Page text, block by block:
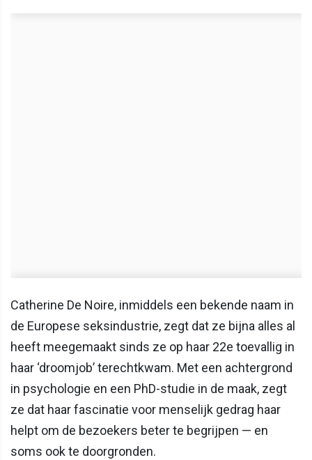
Catherine De Noire, inmiddels een bekende naam in
de Europese seksindustrie, zegt dat ze bijna alles al
heeft meegemaakt sinds ze op haar 22e toevallig in
haar ‘droomjob’ terechtkwam. Met een achtergrond
in psychologie en een PhD-studie in de maak, zegt
ze dat haar fascinatie voor menselijk gedrag haar
helpt om de bezoekers beter te begrijpen — en
soms ook te doorgronden.